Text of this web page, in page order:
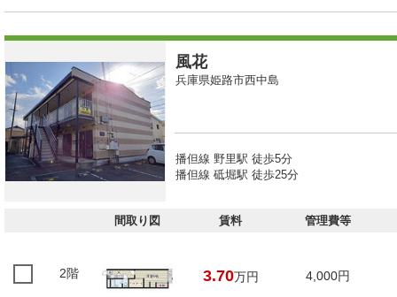
風花
兵庫県姫路市西中島
播但線 野里駅 徒歩5分
播但線 砥堀駅 徒歩25分
間取り図 賃料 管理費等
2階 3.70万円 4,000円